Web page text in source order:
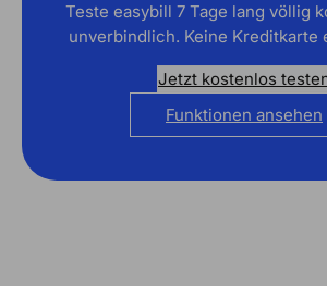
Teste easybill 7 Tage lang völlig
unverbindlich. Keine Kreditkarte
Jetzt kostenlos
Funktionen ansehen